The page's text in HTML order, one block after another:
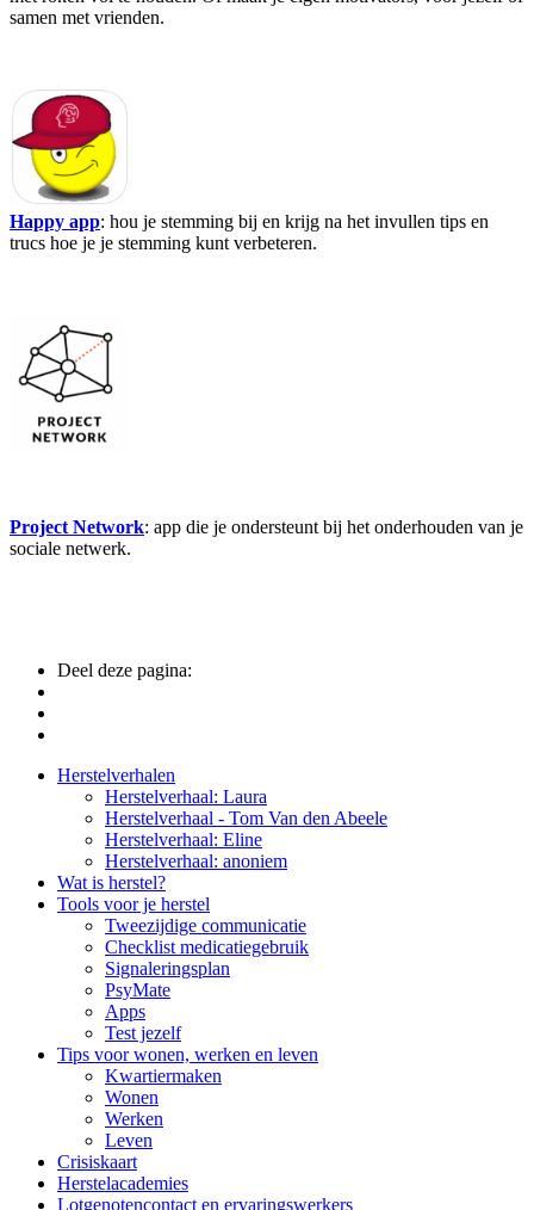
samen met vrienden.
Happy app: hou je stemming bij en krijg na het invullen tips en
trucs hoe je je stemming kunt verbeteren.
Project Network: app die je ondersteunt bij het onderhouden van je
sociale netwerk.
Deel deze pagina:
Side
Navigation
Herstelverhalen
Herstelverhaal: Laura
Herstelverhaal - Tom Van den Abeele
Herstelverhaal: Eline
Herstelverhaal: anoniem
Wat is herstel?
Tools voor je herstel
Tweezijdige communicatie
Checklist medicatiegebruik
Signaleringsplan
PsyMate
Apps
Test jezelf
Tips voor wonen, werken en leven
Kwartiermaken
Wonen
Werken
Leven
Crisiskaart
Herstelacademies
Lotgenotencontact en ervaringswerkers